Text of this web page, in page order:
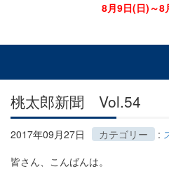
8月9日(日)～8
桃太郎新聞 Vol.54
2017年09月27日 カテゴリー :
皆さん、こんばんは。